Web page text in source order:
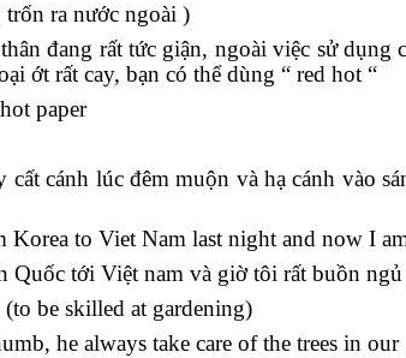
ra nước ngoài )
đang rất tức giận, ngoài việc sử dụng
ớt rất cay, bạn có thể dùng “ red hot “
paper
cất cánh lúc đêm muộn và hạ cánh vào
Korea to Viet Nam last night and now I
Quốc tới Việt nam và giờ tôi rất buồn
be skilled at gardening)
he always take care of the trees in our